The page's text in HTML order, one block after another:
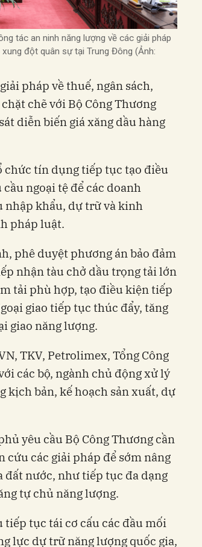
tác an ninh năng lượng về các giải pháp
đột quân sự tại Trung Đông (Ảnh:
pháp về thuế, ngân sách,
chẽ với Bộ Công Thương
diễn biến giá xăng dầu hàng
chức tín dụng tiếp tục tạo điều
ngoại tệ để các doanh
nhập khẩu, dự trữ và kinh
pháp luật.
phê duyệt phương án bảo đảm
nhận tàu chở dầu trọng tải lớn
tải phù hợp, tạo điều kiện tiếp
giao tiếp tục thúc đẩy, tăng
giao năng lượng.
TKV, Petrolimex, Tổng Công
các bộ, ngành chủ động xử lý
kịch bản, kế hoạch sản xuất, dự
yêu cầu Bộ Công Thương cần
cứu các giải pháp để sớm nâng
đất nước, như tiếp tục đa dạng
tự chủ năng lượng.
tiếp tục tái cơ cấu các đầu mối
lực dự trữ năng lượng quốc gia,